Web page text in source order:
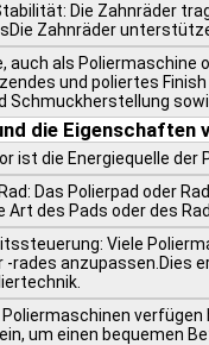
Die Zahnräder
Zahnräder
auch als
und poliertes
Schmuckherstellung
die Eigenschaften
ist die Energiequelle
Das Polierpad oder
Art des Pads oder des
Viele
-rades anzupassen.Dies
um einen bequemen